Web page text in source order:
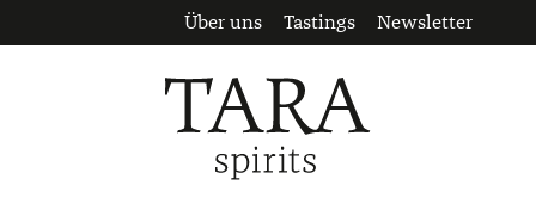
Zum Hauptinhalt springen
Über uns Tastings Newsletter